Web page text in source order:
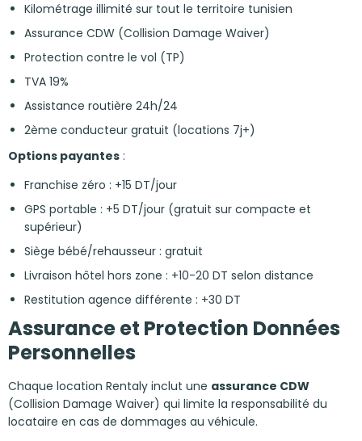
Kilométrage illimité sur tout le territoire tunisien
Assurance CDW (Collision Damage Waiver)
Protection contre le vol (TP)
TVA 19%
Assistance routière 24h/24
2ème conducteur gratuit (locations 7j+)
Options payantes :
Franchise zéro : +15 DT/jour
GPS portable : +5 DT/jour (gratuit sur compacte et
supérieur)
Siège bébé/rehausseur : gratuit
Livraison hôtel hors zone : +10-20 DT selon distance
Restitution agence différente : +30 DT
Assurance et Protection Données
Personnelles
Chaque location Rentaly inclut une assurance CDW
(Collision Damage Waiver) qui limite la responsabilité du
locataire en cas de dommages au véhicule.